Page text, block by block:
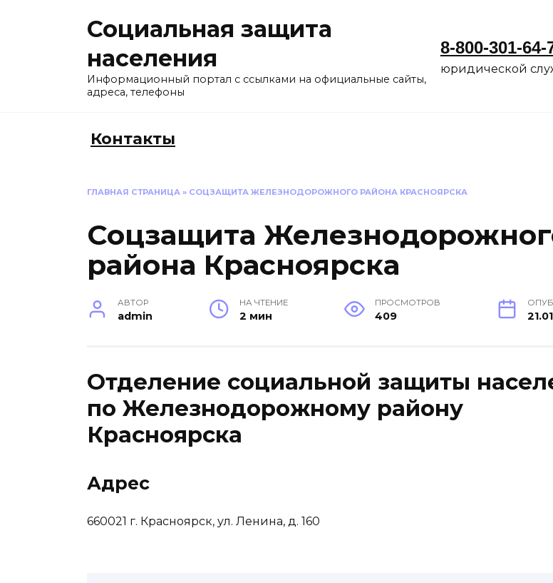
Социальная защита
населения
Информационный портал с ссылками на официальные сайты,
адреса, телефоны
8-800-301-64-
юридической
Контакты
ГЛАВНАЯ СТРАНИЦА » СОЦЗАЩИТА ЖЕЛЕЗНОДОРОЖНОГО РАЙОНА КРАСНОЯРСКА
Соцзащита
района Красноярска
АВТОР
admin
НА ЧТЕНИЕ
2 мин
ПРОСМОТРОВ
409
Отделение социальной защиты
по Железнодорожному району
Красноярска
Адрес
660021 г. Красноярск, ул. Ленина, д. 160